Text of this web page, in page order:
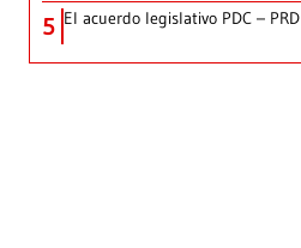
5 El acuerdo legislativo PDC – PRD